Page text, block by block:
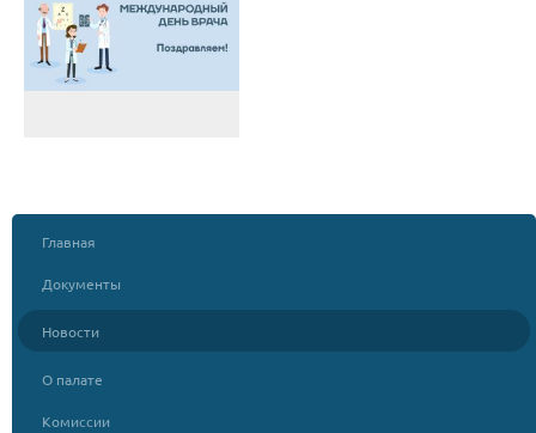
Главная
Документы
Новости
О палате
Комиссии